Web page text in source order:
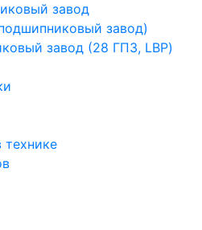
завод
завод)
завод (28 ГПЗ, LBP)